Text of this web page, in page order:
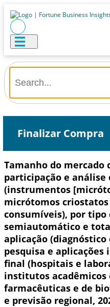
Finalizar Compra
Tamanho do mercado
participação e
(instrumentos
micrótomos
consumíveis), por
semiautomático e
aplicação
pesquisa e
final (hospitais e
institutos acadêmicos
farmacêuticas e de
e previsão regional,